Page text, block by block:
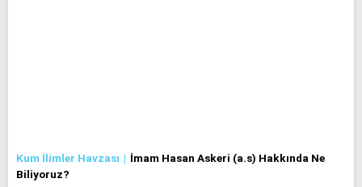
Kum İlimler Havzası
İmam Hasan Askeri (a.s) Hakkında Ne
Biliyoruz?